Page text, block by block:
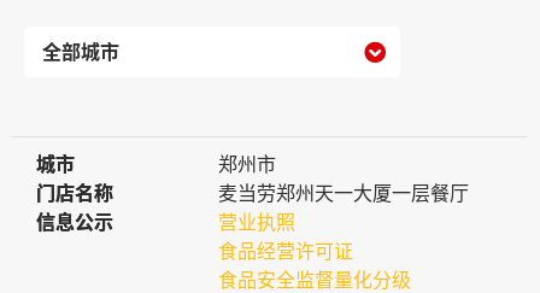

城市
城市
郑州市
门店名称
门店名称
麦当劳郑州天一大厦一层餐厅
信息公示
信息公示
营业执照
食品经营许可证
食品安全监督量化分级